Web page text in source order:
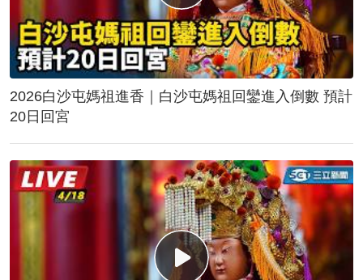
2026白沙屯媽祖進香｜白沙屯媽祖回鑾進入倒數 預計
20日回宮